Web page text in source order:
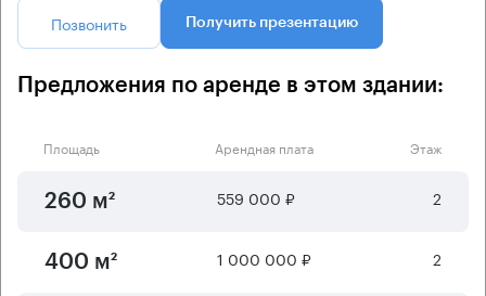
Позвонить Получить презентацию
Предложения по аренде в этом здании:
Площадь Арендная плата Этаж
260 м² 559 000 ₽ 2
400 м² 1 000 000 ₽ 2